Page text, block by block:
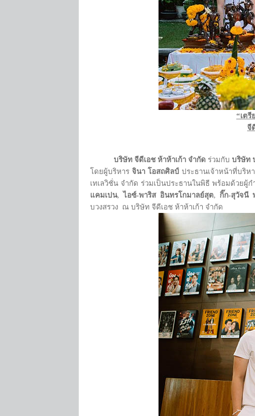
“เต
จี
บริษัท จีดีเอช ห้าห้าเก้า จำกัด ร่วมกับ บริษัท
โดยผู้บริหารจินา โอสถศิลป์ ประธานเจ้าหน้าที่บริห
เทเลวิชั่น จำกัด ร่วมเป็นประธานในพิธี พร้อมด้วยผู้ก
แคมเปน, ไอซ์-พาริส อินทรโกมาลย์สุต, กิ๊ก-สุวัจนี
บวงสรวง ณ บริษัท จีดีเอช ห้าห้าเก้า จำกัด